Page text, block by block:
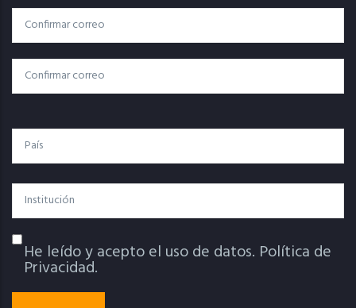
Correo
Electrónico
Correo Electrónico
Confirmar Correo
País
Institución
Política De Privacidad
He leído y acepto el uso de datos. Política de
Privacidad.